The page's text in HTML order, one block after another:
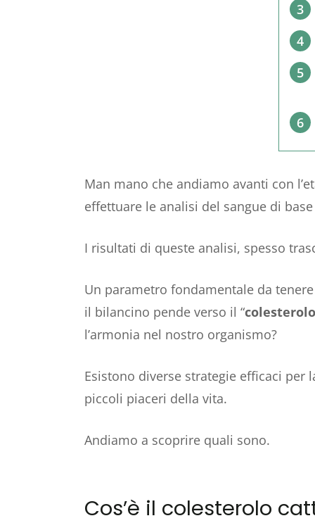
3
4
5
6
Man mano che andiamo avanti con
effettuare le analisi del sangue di
I risultati di queste analisi, spesso
Un parametro fondamentale da
il bilancino pende verso il “
l’armonia nel nostro organismo?
Esistono diverse strategie efficaci per
piccoli piaceri della vita.
Andiamo a scoprire quali sono.
Cos’è il colesterolo